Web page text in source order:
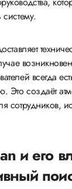
систему.
всегда
Это создаёт
сотрудников,
и его